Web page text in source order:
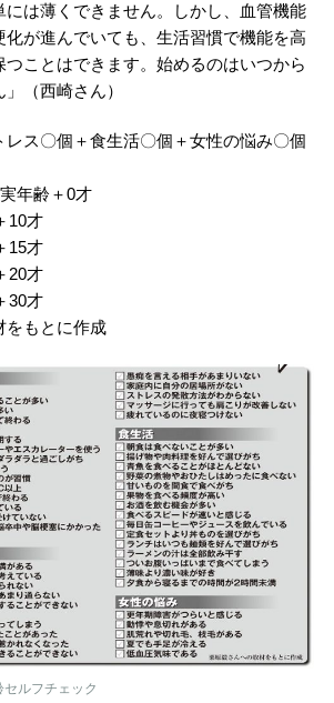
には薄くできません。しかし、血管機能
が進んでいても、生活習慣で機能を高
ことはできます。始めるのはいつから
（西崎さん）
ス〇個＋食生活〇個＋女性の悩み〇個
年齢＋0才
10才
15才
20才
30才
をもとに作成
ルフチェック